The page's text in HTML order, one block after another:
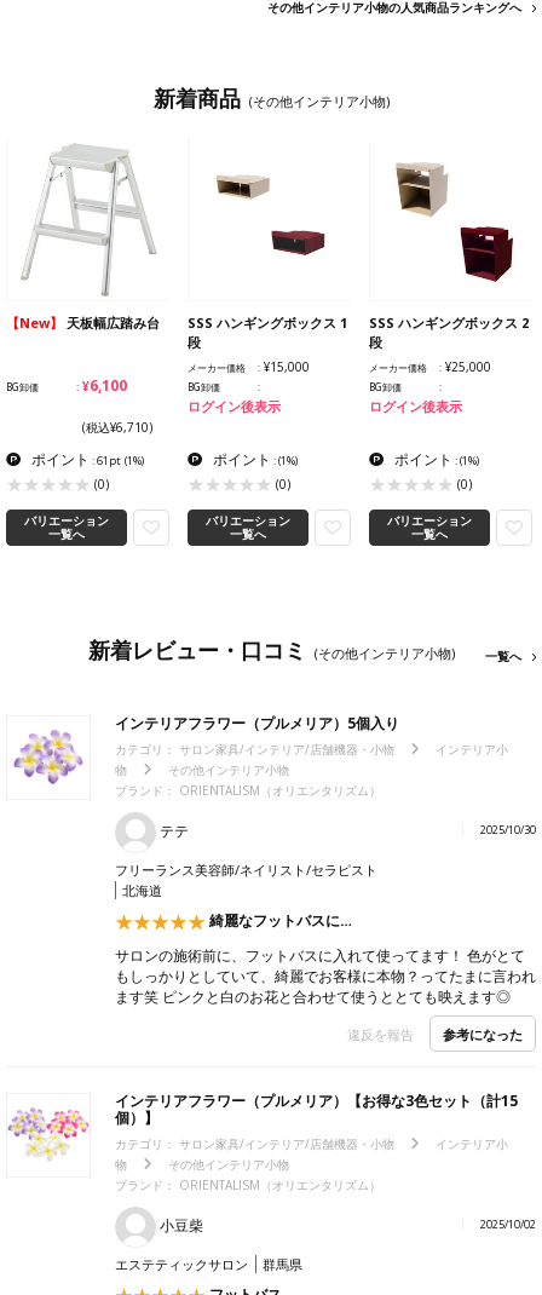
その他インテリア小物の人気商品ランキングへ
新着商品 (その他インテリア小物)
【New】 天板幅広踏み台
BG卸価 ¥6,100
(税込¥6,710)
ポイント : 61pt (1%)
(0)
バリエーション
一覧へ
SSS ハンギングボックス 1
段
メーカー価格 ¥15,000
BG卸価
ログイン後表示
ポイント :(1%)
(0)
バリエーション
一覧へ
SSS ハンギングボックス 2
段
メーカー価格 ¥25,000
BG卸価
ログイン後表示
ポイント :(1%)
(0)
バリエーション
一覧へ
新着レビュー・口コミ (その他インテリア小物) 一覧へ
インテリアフラワー（プルメリア）5個入り
カテゴリ： サロン家具/インテリア/店舗機器・小物
インテリア小
物
その他インテリア小物
ブランド： ORIENTALISM（オリエンタリズム）
テテ 2025/10/30
フリーランス美容師/ネイリスト/セラピスト
北海道
綺麗なフットバスに…
サロンの施術前に、フットバスに入れて使ってます！ 色がとて
もしっかりとしていて、綺麗でお客様に本物？ってたまに言われ
ます笑 ピンクと白のお花と合わせて使うととても映えます◎
違反を報告 参考になった
インテリアフラワー（プルメリア）【お得な3色セット（計15
個）】
カテゴリ： サロン家具/インテリア/店舗機器・小物
インテリア小
物
その他インテリア小物
ブランド： ORIENTALISM（オリエンタリズム）
小豆柴 2025/10/02
エステティックサロン 群馬県